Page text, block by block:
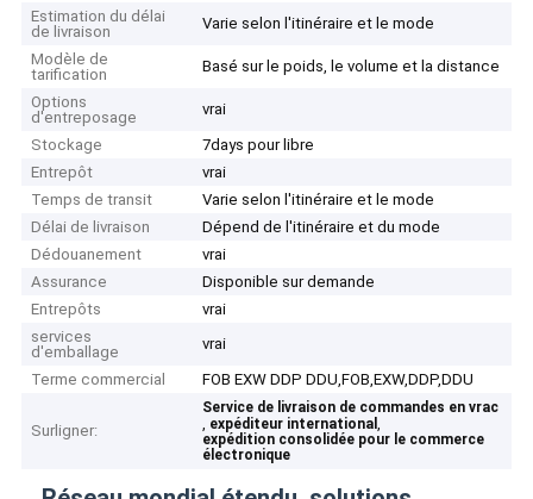
Estimation du délai
de livraison
Varie selon l'itinéraire et le mode
Modèle de
tarification
Basé sur le poids, le volume et la distance
Options
d'entreposage
vrai
Stockage
7days pour libre
Entrepôt
vrai
Temps de transit
Varie selon l'itinéraire et le mode
Délai de livraison
Dépend de l'itinéraire et du mode
Dédouanement
vrai
Assurance
Disponible sur demande
Entrepôts
vrai
services
d'emballage
vrai
Terme commercial
FOB EXW DDP DDU,FOB,EXW,DDP,DDU
Surligner:
Service de livraison de commandes en vrac
, expéditeur international,
expédition consolidée pour le commerce
électronique